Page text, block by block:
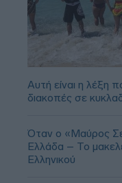
Αυτή είναι η λέξη
διακοπές σε
Όταν ο «Μαύρος
Ελλάδα – Το
Ελληνικού